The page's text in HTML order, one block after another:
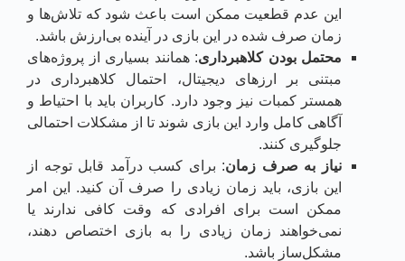
این عدم قطعیت ممکن است باعث شود که تلاش‌ها و
زمان صرف شده در این بازی در آینده بی‌ارزش باشد.
محتمل بودن کلاهبرداری: همانند بسیاری از پروژه‌های
مبتنی بر ارزهای دیجیتال، احتمال کلاهبرداری در
همستر کمبات نیز وجود دارد. کاربران باید با احتیاط و
آگاهی کامل وارد این بازی شوند تا از مشکلات احتمالی
جلوگیری کنند.
نیاز به صرف زمان: برای کسب درآمد قابل توجه از
این بازی، باید زمان زیادی را صرف آن کنید. این امر
ممکن است برای افرادی که وقت کافی ندارند یا
نمی‌خواهند زمان زیادی را به بازی اختصاص دهند،
مشکل‌ساز باشد.